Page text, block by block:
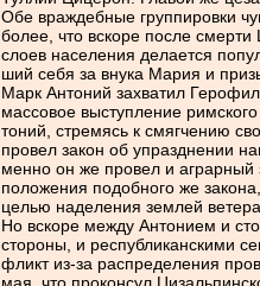
Обе враждебные группировки
более, что вскоре после
слоев населения делается
ший себя за внука Мария и
Марк Антоний захватил
массовое выступление
тоний, стремясь к смягчению
провел закон об упразднении
менно он же провел и
положения подобного же
целью наделения землей
Но вскоре между Антонием и
стороны, и республиканскими
фликт из-за распределения